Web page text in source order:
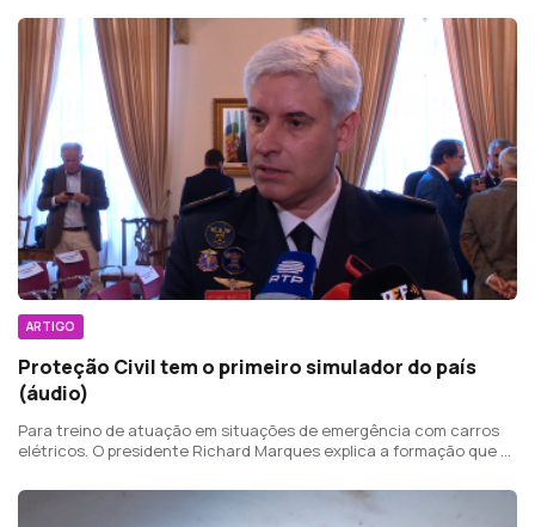
ARTIGO
Proteção Civil tem o primeiro simulador do país
(áudio)
Para treino de atuação em situações de emergência com carros
elétricos. O presidente Richard Marques explica a formação que é